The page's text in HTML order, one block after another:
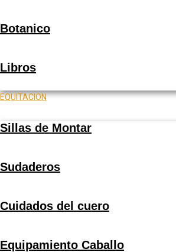
Botanico
Libros
EQUITACION
Sillas de Montar
Sudaderos
Cuidados del cuero
Equipamiento Caballo